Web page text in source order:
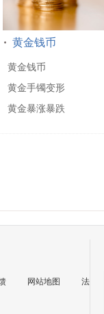
黄金钱币
黄金钱币
黄金手镯变形
黄金暴涨暴跌
网站地图 法